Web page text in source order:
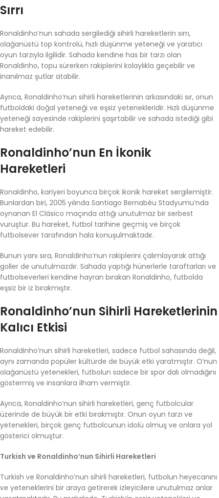
Sırrı
Ronaldinho’nun sahada sergilediği sihirli hareketlerin sırrı,
olağanüstü top kontrolü, hızlı düşünme yeteneği ve yaratıcı
oyun tarzıyla ilgilidir. Sahada kendine has bir tarzı olan
Ronaldinho, topu sürerken rakiplerini kolaylıkla geçebilir ve
inanılmaz şutlar atabilir.
Ayrıca, Ronaldinho’nun sihirli hareketlerinin arkasındaki sır, onun
futboldaki doğal yeteneği ve eşsiz yetenekleridir. Hızlı düşünme
yeteneği sayesinde rakiplerini şaşırtabilir ve sahada istediği gibi
hareket edebilir.
Ronaldinho’nun En İkonik
Hareketleri
Ronaldinho, kariyeri boyunca birçok ikonik hareket sergilemiştir.
Bunlardan biri, 2005 yılında Santiago Bernabéu Stadyumu’nda
oynanan El Clásico maçında attığı unutulmaz bir serbest
vuruştur. Bu hareket, futbol tarihine geçmiş ve birçok
futbolsever tarafından hala konuşulmaktadır.
Bunun yanı sıra, Ronaldinho’nun rakiplerini çalımlayarak attığı
goller de unutulmazdır. Sahada yaptığı hünerlerle taraftarları ve
futbolseverleri kendine hayran bırakan Ronaldinho, futbolda
eşsiz bir iz bırakmıştır.
Ronaldinho’nun Sihirli Hareketlerinin
Kalıcı Etkisi
Ronaldinho’nun sihirli hareketleri, sadece futbol sahasında değil,
aynı zamanda popüler kültürde de büyük etki yaratmıştır. O’nun
olağanüstü yetenekleri, futbolun sadece bir spor dalı olmadığını
göstermiş ve insanlara ilham vermiştir.
Ayrıca, Ronaldinho’nun sihirli hareketleri, genç futbolcular
üzerinde de büyük bir etki bırakmıştır. Onun oyun tarzı ve
yetenekleri, birçok genç futbolcunun idolü olmuş ve onlara yol
gösterici olmuştur.
Turkish ve Ronaldinho’nun Sihirli Hareketleri
Turkish ve Ronaldinho’nun sihirli hareketleri, futbolun heyecanını
ve yeteneklerini bir araya getirerek izleyicilere unutulmaz anlar